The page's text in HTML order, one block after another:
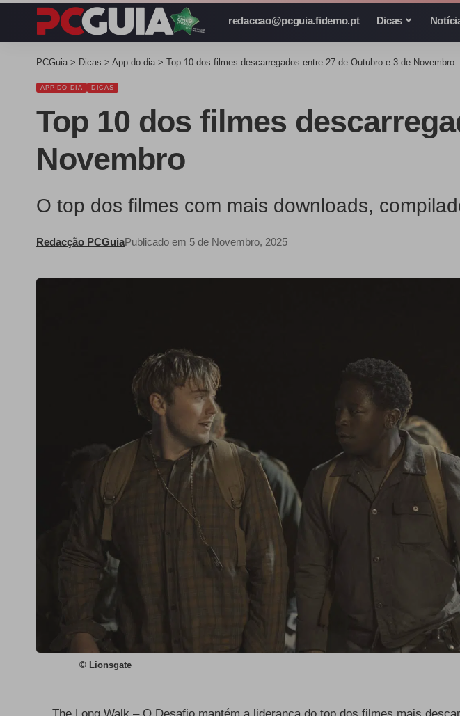
redaccao@pcguia.fidemo.pt Dicas
PCGuia > Dicas > App do dia > Top 10 dos filmes descarregados entre 27 de Outubro e 3 de Novembro
APP DO DIA DICAS
Top 10 dos filmes
Novembro
O top dos filmes com mais downloads,
Redacção PCGuiaPublicado em 5 de Novembro, 2025
© Lionsgate